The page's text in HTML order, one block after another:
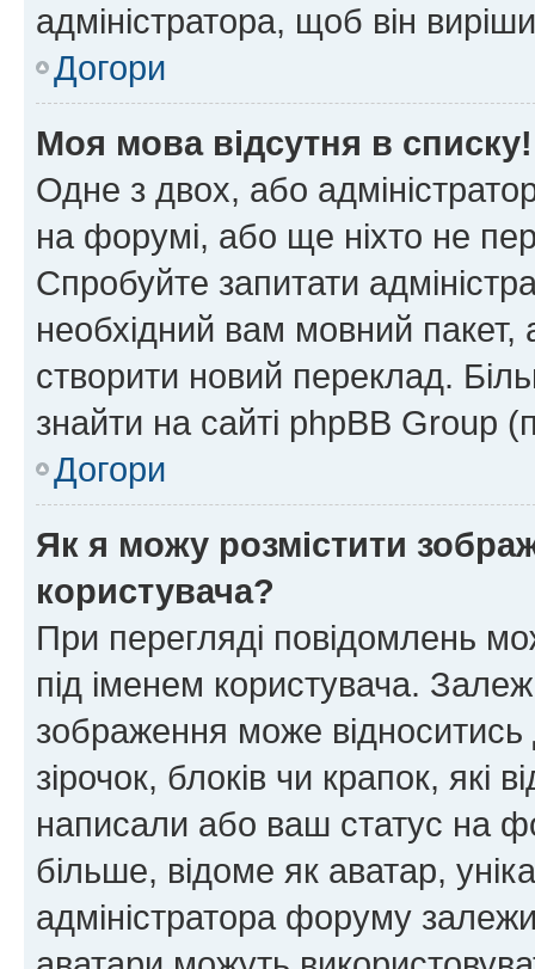
адміністратора, щоб він
Догори
Моя мова відсутня в списку!
Одне з двох, або
на форумі, або ще ніхто не
Спробуйте запитати
необхідний вам мовний
створити новий переклад.
знайти на сайті phpBB Group
Догори
Як я можу розмістити
користувача?
При перегляді повідомлень
під іменем користувача.
зображення може відноситись
зірочок, блоків чи крапок, які
написали або ваш статус на
більше, відоме як аватар,
адміністратора форуму